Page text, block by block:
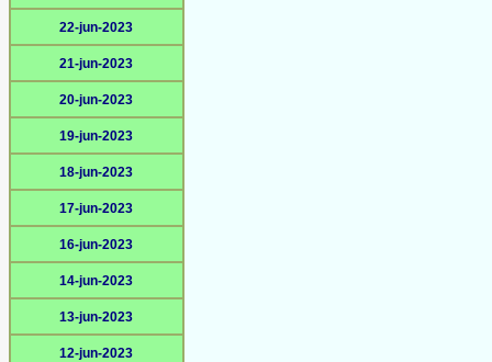
22-jun-2023
21-jun-2023
20-jun-2023
19-jun-2023
18-jun-2023
17-jun-2023
16-jun-2023
14-jun-2023
13-jun-2023
12-jun-2023